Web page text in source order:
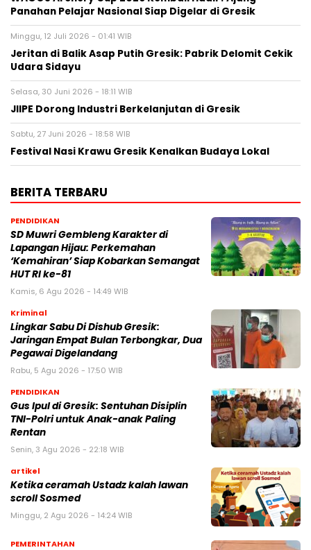
Panahan Pelajar Nasional Siap Digelar di Gresik
Minggu, 12 Juli 2026 - 01:41 WIB
Jeritan di Balik Asap Putih Gresik: Pabrik Delomit Cekik
Udara Sidayu
Selasa, 30 Juni 2026 - 18:11 WIB
JIIPE Dorong Industri Berkelanjutan di Gresik
Sabtu, 27 Juni 2026 - 18:58 WIB
Festival Nasi Krawu Gresik Kenalkan Budaya Lokal
BERITA TERBARU
PENDIDIKAN
SD Muwri Gembleng Karakter di
Lapangan Hijau: Perkemahan
‘Kemahiran’ Siap Kobarkan Semangat
HUT RI ke-81
Kamis, 6 Agu 2026 - 14:49 WIB
Kriminal
Lingkar Sabu Di Dishub Gresik:
Jaringan Empat Bulan Terbongkar, Dua
Pegawai Digelandang
Rabu, 5 Agu 2026 - 17:50 WIB
PENDIDIKAN
Gus Ipul di Gresik: Sentuhan Disiplin
TNI-Polri untuk Anak-anak Paling
Rentan
Senin, 3 Agu 2026 - 22:18 WIB
artikel
Ketika ceramah Ustadz kalah lawan
scroll Sosmed
Minggu, 2 Agu 2026 - 14:24 WIB
PEMERINTAHAN